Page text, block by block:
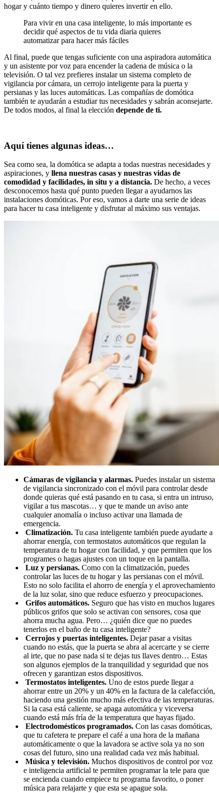
hogar y cuánto tiempo y dinero quieres invertir en ello.
Para vivir en una casa inteligente, lo más importante es
decidir qué aspectos de tu vida diaria quieres
automatizar para hacer más fáciles
Al final, puede que tengas suficiente con una aspiradora automática
y un asistente por voz para encender la cadena de música o la
televisión. O tal vez prefieres instalar un sistema completo de
vigilancia por cámara, un cerrojo inteligente para la puerta y
persianas y las luces automáticas. Las compañías de domótica
también te ayudarán a estudiar tus necesidades y sabrán aconsejarte.
De todos modos, al final la elección depende de ti.
Aquí tienes algunas ideas…
Sea como sea, la domótica se adapta a todas nuestras necesidades y
aspiraciones, y llena nuestras casas y nuestras vidas de
comodidad y facilidades, in situ y a distancia. De hecho, a veces
desconocemos hasta qué punto pueden llegar a ayudarnos las
instalaciones domóticas. Por eso, vamos a darte una serie de ideas
para hacer tu casa inteligente y disfrutar al máximo sus ventajas.
Cámaras de vigilancia y alarmas. Puedes instalar un sistema
de vigilancia sincronizado con el móvil para controlar desde
donde quieras qué está pasando en tu casa, si entra un intruso,
vigilar a tus mascotas… y que te mande un aviso ante
cualquier anomalía o incluso activar una llamada de
emergencia.
Climatización. Tu casa inteligente también puede ayudarte a
ahorrar energía, con termostatos automáticos que regulan la
temperatura de tu hogar con facilidad, y que permiten que los
programes o hagas ajustes con un toque en la pantalla.
Luz y persianas. Como con la climatización, puedes
controlar las luces de tu hogar y las persianas con el móvil.
Esto no solo facilita el ahorro de energía y el aprovechamiento
de la luz solar, sino que reduce esfuerzo y preocupaciones.
Grifos automáticos. Seguro que has visto en muchos lugares
públicos grifos que solo se activan con sensores, cosa que
ahorra mucha agua. Pero… ¿quién dice que no puedes
tenerlos en el baño de tu casa inteligente?
Cerrojos y puertas inteligentes. Dejar pasar a visitas
cuando no estás, que la puerta se abra al acercarte y se cierre
al irte, que no pase nada si te dejas tus llaves dentro… Estas
son algunos ejemplos de la tranquilidad y seguridad que nos
ofrecen y garantizan estos dispositivos.
Termostatos inteligentes. Uno de estos puede llegar a
ahorrar entre un 20% y un 40% en la factura de la calefacción,
haciendo una gestión mucho más efectiva de las temperaturas.
Si la casa está caliente, se apaga automática y viceversa
cuando está más fría de la temperatura que hayas fijado.
Electrodomésticos programados. Con las casas domóticas,
que tu cafetera te prepare el café a una hora de la mañana
automáticamente o que la lavadora se active sola ya no son
cosas del futuro, sino una realidad cada vez más habitual.
Música y televisión. Muchos dispositivos de control por voz
e inteligencia artificial te permiten programar la tele para que
se encienda cuando empiece tu programa favorito, o poner
música para relajarte y que esta se apague sola.